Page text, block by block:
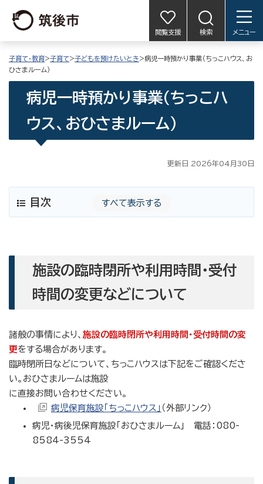
閲覧支援 検索 メニュー
子育て・教育>子育て>子どもを預けたいとき>病児一時預かり事業（ちっこハウス、お
ひさまルーム）
病児一時預かり事業（ちっこハ
ウス、おひさまルーム）
更新日 2026年04月30日
目次 すべて表示する
施設の臨時閉所や利用時間・受付
時間の変更などについて
諸般の事情により、 施設の臨時閉所や利用時間・受付時間の変
更をする場合があります。
臨時閉所日などについて、ちっこハウスは下記をご確認くださ
い。おひさまルームは施設
に直接お問い合わせください。
病児保育施設「ちっこハウス」 （外部リンク）
病児・病後児保育施設「おひさまルーム」 電話：080-
8584-3554